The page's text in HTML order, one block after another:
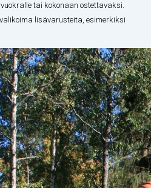
tai kokonaan ostettavaksi.
lisävarusteita, esimerkiksi